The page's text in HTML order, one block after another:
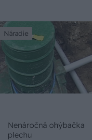
Náradie
Nenáročná ohýbačka
plechu